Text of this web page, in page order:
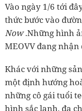
Vào ngày 1/6 tới
thức bước vào
Now.Những hình
MEOVV đang
Khác với những
một định hướng
những cô gái tuổi
hình sắc lạnh, đa